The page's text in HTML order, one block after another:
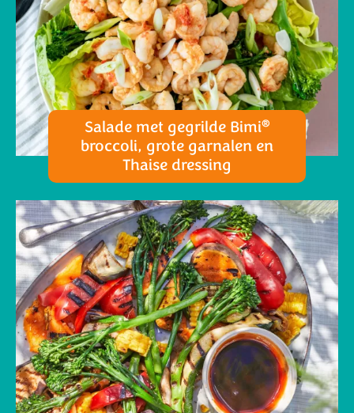
Salade met gegrilde Bimi®
broccoli, grote garnalen en
Thaise dressing